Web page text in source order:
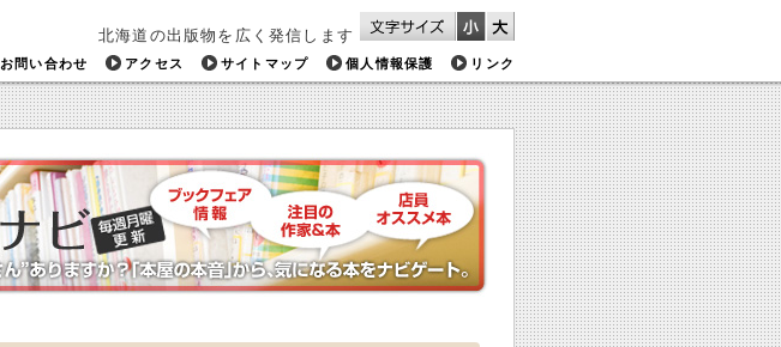
北海道の出版物を広く発信します
お問い合わせ アクセス サイトマップ 個人情報保護 リンク